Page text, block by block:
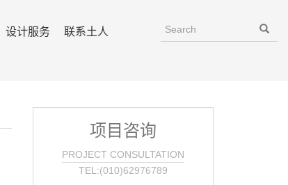
设计服务 联系土人
项目咨询
PROJECT CONSULTATION
TEL:(010)62976789